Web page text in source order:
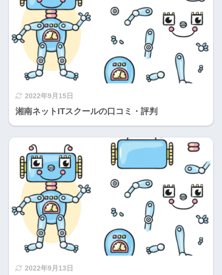
2022年9月15日
湘南ネットITスクールの口コミ・評判
2022年9月13日